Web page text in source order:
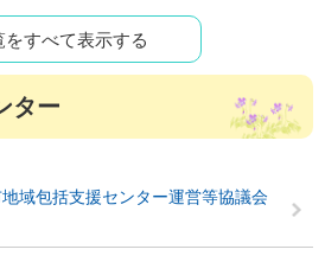
をすべて表示する
ター
域包括支援センター運営等協議会